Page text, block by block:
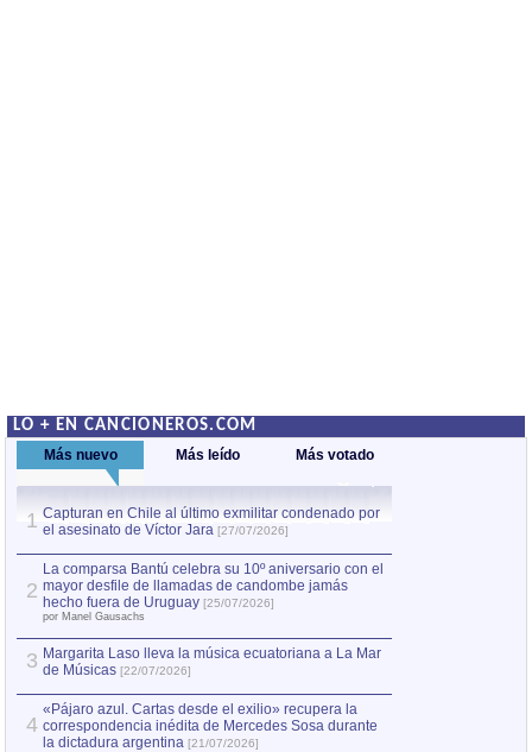
LO + EN CANCIONEROS.COM
Más nuevo Más leído Más votado
1 Capturan en Chile al último exmilitar condenado por
el asesinato de Víctor Jara [27/07/2026]
2
La comparsa Bantú celebra su 10º aniversario con el
mayor desfile de llamadas de candombe jamás
hecho fuera de Uruguay [25/07/2026]
por Manel Gausachs
3 Margarita Laso lleva la música ecuatoriana a La Mar
de Músicas [22/07/2026]
4
«Pájaro azul. Cartas desde el exilio» recupera la
correspondencia inédita de Mercedes Sosa durante
la dictadura argentina [21/07/2026]